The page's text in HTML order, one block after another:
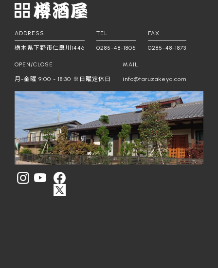
ADDRESS
栃木県下野市仁良川1446
TEL
0285-48-1805
FAX
0285-48-1873
OPEN/CLOSE
月-金曜 9:00 - 18:30 ※日曜定休日
MAIL
info@taruzakeya.com